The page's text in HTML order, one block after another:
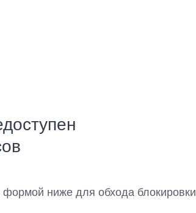
формой ниже для обхода блокировки